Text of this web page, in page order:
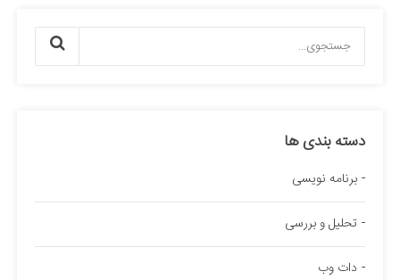
دسته بندی ها
برنامه نویسی
تحلیل و بررسی
دات وب